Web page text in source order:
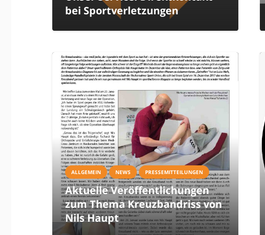
bei Sportverletzungen
ALLGEMEIN NEWS PRESSEMITTEILUNGEN
Aktuelle Veröffentlichungen
zum Thema Kreuzbandriss von
Nils Haupt